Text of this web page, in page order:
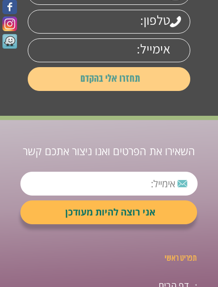
השאירו את הפרטים ואנו ניצור אתכם קשר
תפריט ראשי